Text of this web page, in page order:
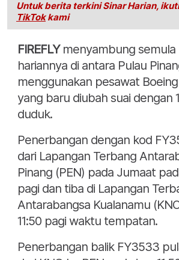
Untuk berita terkini Sinar Harian,
TikTokkami
FIREFLYmenyambung semula
hariannya di antara Pulau
menggunakan pesawat
yang baru diubah suai dengan
duduk.
Penerbangan dengan kod
dari Lapangan Terbang
Pinang (PEN) pada Jumaat
pagi dan tiba di Lapangan
Antarabangsa Kualanamu
11:50 pagi waktu tempatan.
Penerbangan balik FY3533